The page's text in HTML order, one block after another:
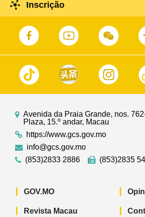
Inscrição
Avenida da Praia Grande, nos.
Plaza, 15.º andar, Macau
https://www.gcs.gov.mo
info@gcs.gov.mo
(853)2833 2886
(853)2835
GOV.MO
Revista Macau